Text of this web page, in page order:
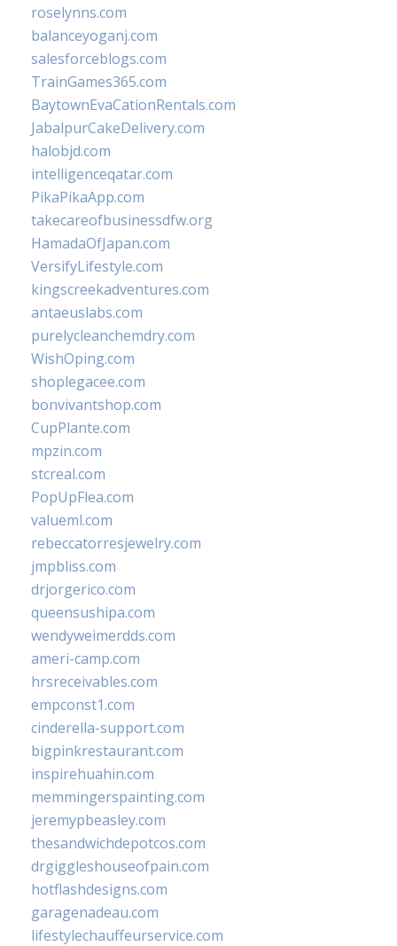
roselynns.com
balanceyoganj.com
salesforceblogs.com
TrainGames365.com
BaytownEvaCationRentals.com
JabalpurCakeDelivery.com
halobjd.com
intelligenceqatar.com
PikaPikaApp.com
takecareofbusinessdfw.org
HamadaOfJapan.com
VersifyLifestyle.com
kingscreekadventures.com
antaeuslabs.com
purelycleanchemdry.com
WishOping.com
shoplegacee.com
bonvivantshop.com
CupPlante.com
mpzin.com
stcreal.com
PopUpFlea.com
valueml.com
rebeccatorresjewelry.com
jmpbliss.com
drjorgerico.com
queensushipa.com
wendyweimerdds.com
ameri-camp.com
hrsreceivables.com
empconst1.com
cinderella-support.com
bigpinkrestaurant.com
inspirehuahin.com
memmingerspainting.com
jeremypbeasley.com
thesandwichdepotcos.com
drgiggleshouseofpain.com
hotflashdesigns.com
garagenadeau.com
lifestylechauffeurservice.com